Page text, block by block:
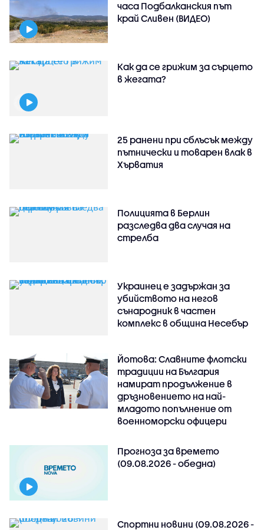
часа Подбалканския път
край Сливен (ВИДЕО)
Как да се грижим за сърцето
в жегата?
25 ранени при сблъсък между
пътнически и товарен влак в
Хърватия
Полицията в Берлин
разследва два случая на
стрелба
Украинец е задържан за
убийството на негов
сънародник в частен
комплекс в община Несебър
Йотова: Славните флотски
традиции на България
намират продължение в
дръзновението на най-
младото попълнение от
военноморски офицери
Прогноза за времето
(09.08.2026 - обедна)
Спортни новини (09.08.2026 -